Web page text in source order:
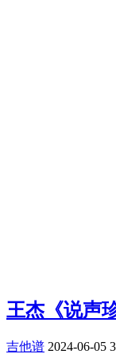
王杰《说声
吉他谱 2024-06-05